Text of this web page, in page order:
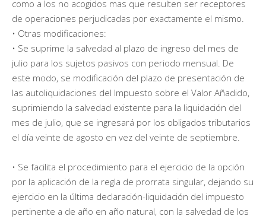
como a los no acogidos mas que resulten ser receptores
de operaciones perjudicadas por exactamente el mismo.
• Otras modificaciones:
• Se suprime la salvedad al plazo de ingreso del mes de
julio para los sujetos pasivos con periodo mensual. De
este modo, se modificación del plazo de presentación de
las autoliquidaciones del Impuesto sobre el Valor Añadido,
suprimiendo la salvedad existente para la liquidación del
mes de julio, que se ingresará por los obligados tributarios
el día veinte de agosto en vez del veinte de septiembre.
• Se facilita el procedimiento para el ejercicio de la opción
por la aplicación de la regla de prorrata singular, dejando su
ejercicio en la última declaración-liquidación del impuesto
pertinente a de año en año natural, con la salvedad de los